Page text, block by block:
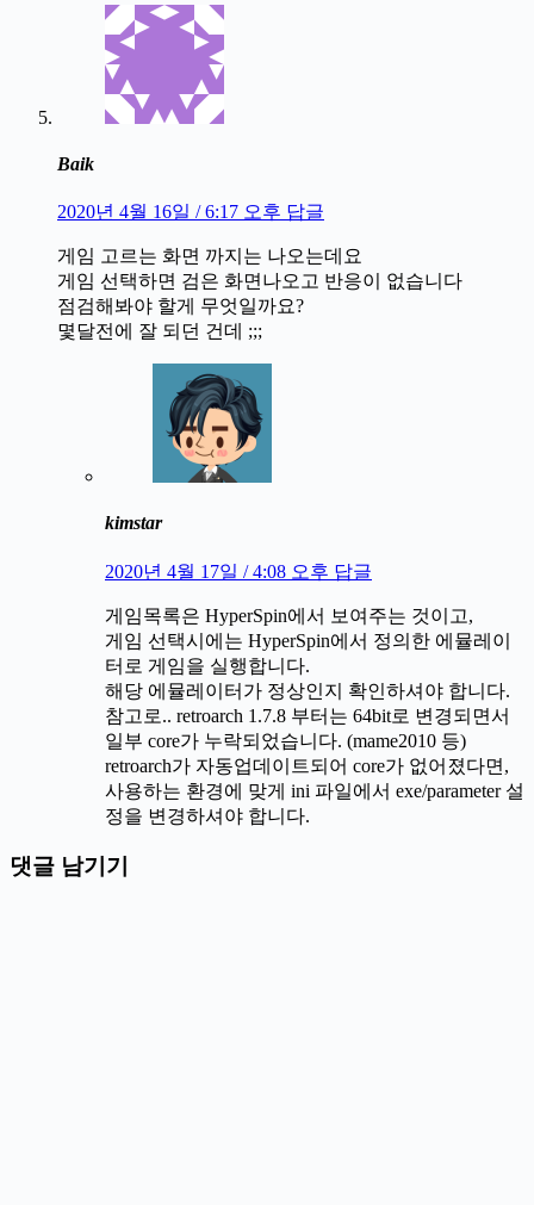
Baik
2020년 4월 16일 / 6:17 오후 답글
게임 고르는 화면 까지는 나오는데요
게임 선택하면 검은 화면나오고 반응이 없습니다
점검해봐야 할게 무엇일까요?
몇달전에 잘 되던 건데 ;;;
kimstar
2020년 4월 17일 / 4:08 오후 답글
게임목록은 HyperSpin에서 보여주는 것이고,
게임 선택시에는 HyperSpin에서 정의한 에뮬레이
터로 게임을 실행합니다.
해당 에뮬레이터가 정상인지 확인하셔야 합니다.
참고로.. retroarch 1.7.8 부터는 64bit로 변경되면서
일부 core가 누락되었습니다. (mame2010 등)
retroarch가 자동업데이트되어 core가 없어졌다면,
사용하는 환경에 맞게 ini 파일에서 exe/parameter 설
정을 변경하셔야 합니다.
댓글 남기기